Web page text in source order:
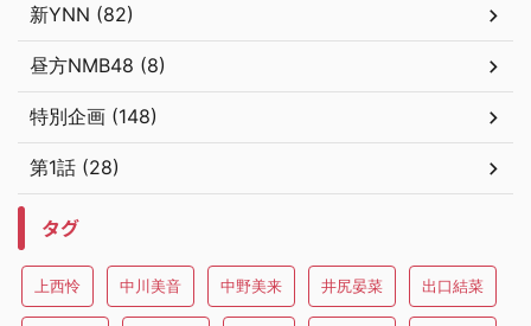
新YNN (82)
昼方NMB48 (8)
特別企画 (148)
第1話 (28)
タグ
上西怜 中川美音 中野美来 井尻晏菜 出口結菜